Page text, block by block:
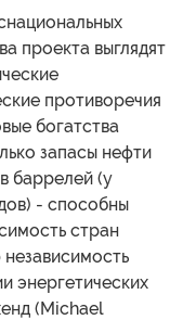
проекта выглядят
противоречия
богатства
запасы нефти
баррелей (у
- способны
стран
энергетических
(Michael